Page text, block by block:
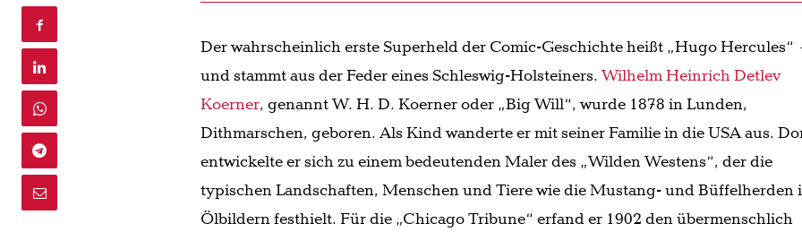
Der wahrscheinlich erste Superheld der Comic-Geschichte heißt „Hugo Hercules“
und stammt aus der Feder eines Schleswig-Holsteiners.Wilhelm Heinrich Detlev
Koerner, genannt W. H. D. Koerner oder „Big Will“, wurde 1878 in Lunden,
Dithmarschen, geboren. Als Kind wanderte er mit seiner Familie in die USA aus.
entwickelte er sich zu einem bedeutenden Maler des „Wilden Westens“, der die
typischen Landschaften, Menschen und Tiere wie die Mustang- und Büffelherden
Ölbildern festhielt. Für die „Chicago Tribune“ erfand er 1902 den übermenschlich